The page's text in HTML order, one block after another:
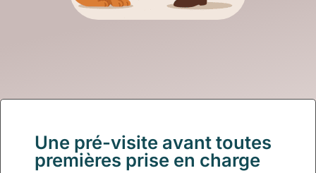
Une pré-visite avant toutes
premières prise en charge